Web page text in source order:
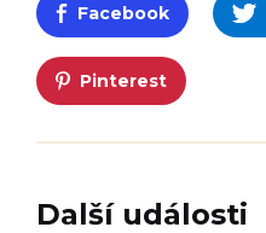
Facebook
Pinterest
Další události